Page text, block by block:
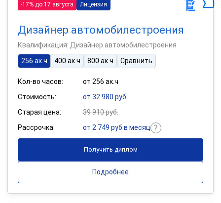
-17% до 17 августа Лицензия
Дизайнер автомобилестроения
Квалификация: Дизайнер автомобилестроения
256 ак.ч
400 ак.ч 800 ак.ч Сравнить
Кол-во часов:
от 256 ак.ч
Стоимость:
от 32 980 руб.
Старая цена:
39 910 руб.
Рассрочка:
от 2 749 руб в месяц
Получить диплом
Подробнее